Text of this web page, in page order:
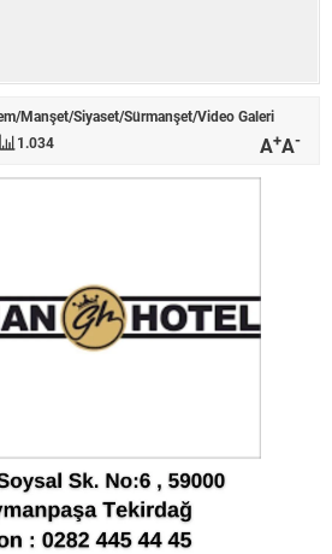
/Manşet/Siyaset/Sürmanşet/Video Galeri
1.034 A+A-